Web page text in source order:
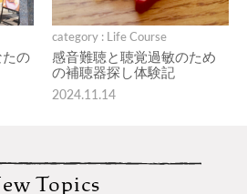
たの
category : Life Course
感音難聴と聴覚過敏のため
の補聴器探し体験記
2024.11.14
Topics